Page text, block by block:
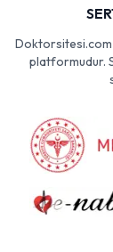
Doktorsitesi.com
platformudur.